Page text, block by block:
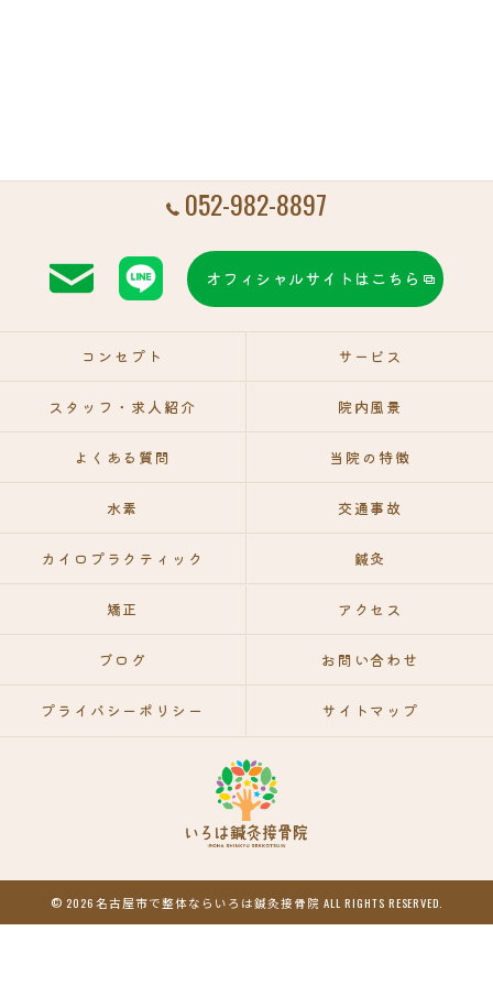
052-982-8897
オフィシャルサイトはこちら
コンセプト サービス
スタッフ・求人紹介 院内風景
よくある質問 当院の特徴
水素 交通事故
カイロプラクティック 鍼灸
矯正 アクセス
ブログ お問い合わせ
プライバシーポリシー サイトマップ
© 2026 名古屋市で整体ならいろは鍼灸接骨院 ALL RIGHTS RESERVED.